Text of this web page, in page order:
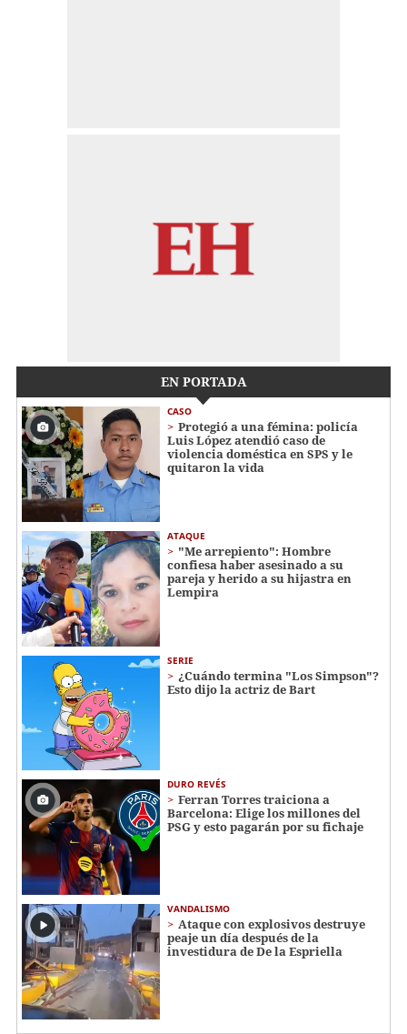
EN PORTADA
CASO
Protegió a una fémina: policía
Luis López atendió caso de
violencia doméstica en SPS y le
quitaron la vida
ATAQUE
"Me arrepiento": Hombre
confiesa haber asesinado a su
pareja y herido a su hijastra en
Lempira
SERIE
¿Cuándo termina "Los Simpson"?
Esto dijo la actriz de Bart
DURO REVÉS
Ferran Torres traiciona a
Barcelona: Elige los millones del
PSG y esto pagarán por su fichaje
VANDALISMO
Ataque con explosivos destruye
peaje un día después de la
investidura de De la Espriella